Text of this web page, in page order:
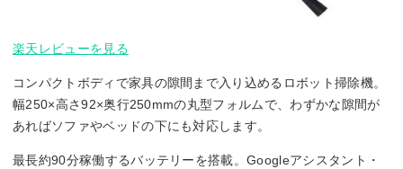
楽天レビューを見る
コンパクトボディで家具の隙間まで入り込めるロボット掃除機。
幅250×高さ92×奥行250mmの丸型フォルムで、わずかな隙間が
あればソファやベッドの下にも対応します。
最長約90分稼働するバッテリーを搭載。Googleアシスタント・